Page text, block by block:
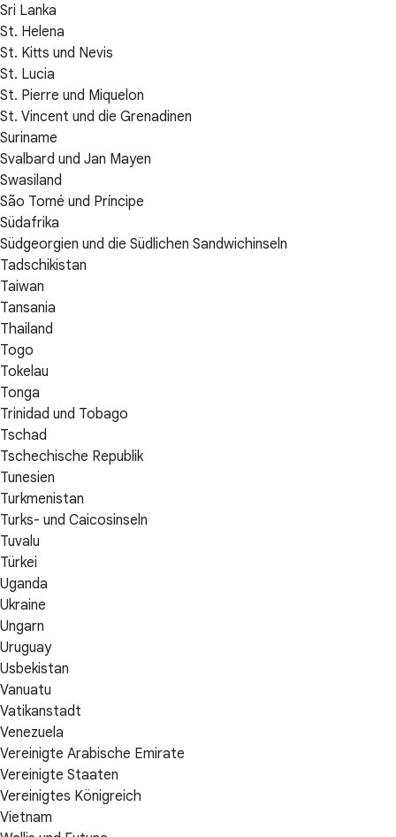
Sri Lanka
St. Helena
St. Kitts und Nevis
St. Lucia
St. Pierre und Miquelon
St. Vincent und die Grenadinen
Suriname
Svalbard und Jan Mayen
Swasiland
São Tomé und Príncipe
Südafrika
Südgeorgien und die Südlichen Sandwichinseln
Tadschikistan
Taiwan
Tansania
Thailand
Togo
Tokelau
Tonga
Trinidad und Tobago
Tschad
Tschechische Republik
Tunesien
Turkmenistan
Turks- und Caicosinseln
Tuvalu
Türkei
Uganda
Ukraine
Ungarn
Uruguay
Usbekistan
Vanuatu
Vatikanstadt
Venezuela
Vereinigte Arabische Emirate
Vereinigte Staaten
Vereinigtes Königreich
Vietnam